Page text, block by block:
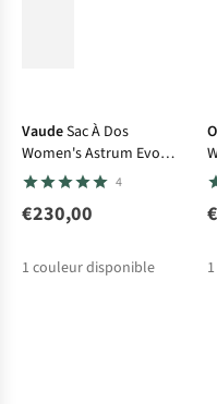
VaudeSac À Dos
Women's Astrum Evo
55+10
4
€230,00
1 couleur disponible 1